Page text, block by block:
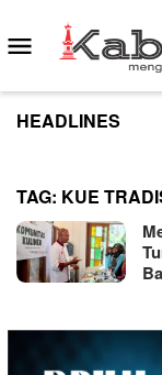
to
content
Mobile
Menu
HEADLINES
TAG: KUE